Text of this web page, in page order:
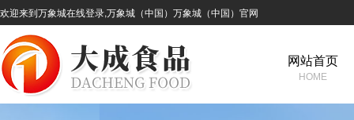
欢迎来到万象城在线登录,万象城（中国）万象城（中国）官网
网站首页
HOME